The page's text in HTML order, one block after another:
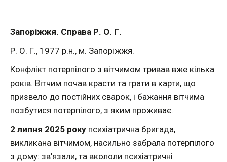
Запоріжжя. Справа Р. О. Г.
Р. О. Г., 1977 р.н., м. Запоріжжя.
Конфлікт потерпілого з вітчимом тривав вже кілька
років. Вітчим почав красти та грати в карти, що
призвело до постійних сварок, і бажання вітчима
позбутися потерпілого, з яким проживає.
2 липня 2025 року психіатрична бригада,
викликана вітчимом, насильно забрала потерпілого
з дому: зв’язали, та вкололи психіатричні